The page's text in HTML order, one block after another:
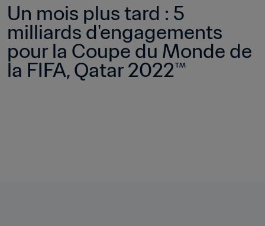
Un mois plus tard : 5
milliards d'engagements
pour la Coupe du Monde de
la FIFA, Qatar 2022™